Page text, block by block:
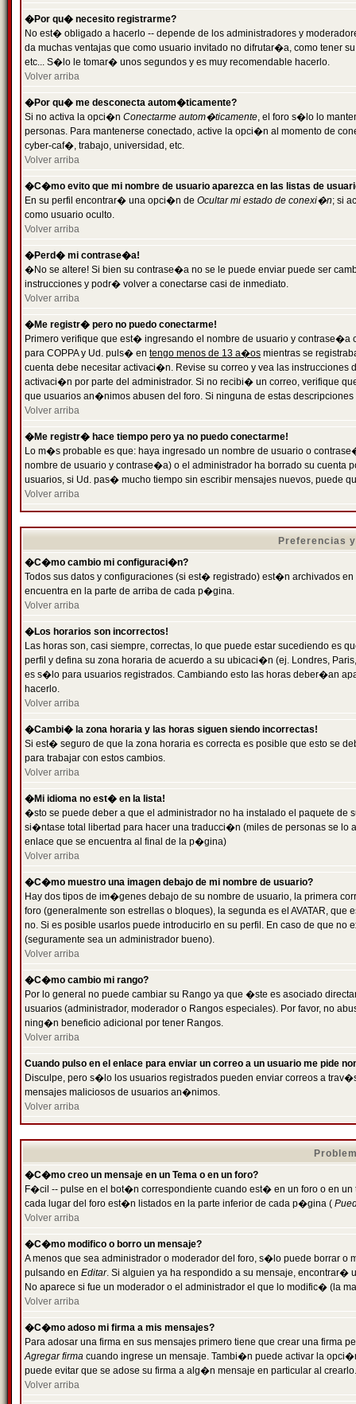
�Por qu� necesito registrarme?
No est� obligado a hacerlo -- depende de los administradores y
da muchas ventajas que como usuario invitado no difrutar�a, como tener
etc... S�lo le tomar� unos segundos y es muy recomendable hacerlo.
Volver arriba
�Por qu� me desconecta autom�ticamente?
Si no activa la opci�n Conectarme autom�ticamente, el foro s�lo lo
personas. Para mantenerse conectado, active la opci�n al momento de
cyber-caf�, trabajo, universidad, etc.
Volver arriba
�C�mo evito que mi nombre de usuario aparezca en las listas de
En su perfil encontrar� una opci�n de Ocultar mi estado de conexi�n; si
como usuario oculto.
Volver arriba
�Perd� mi contrase�a!
�No se altere! Si bien su contrase�a no se le puede enviar puede ser
instrucciones y podr� volver a conectarse casi de inmediato.
Volver arriba
�Me registr� pero no puedo conectarme!
Primero verifique que est� ingresando el nombre de usuario y
para COPPA y Ud. puls� en tengo menos de 13 a�os mientras se
cuenta debe necesitar activaci�n. Revise su correo y vea las
activaci�n por parte del administrador. Si no recibi� un correo, verifique
que usuarios an�nimos abusen del foro. Si ninguna de estas
Volver arriba
�Me registr� hace tiempo pero ya no puedo conectarme!
Lo m�s probable es que: haya ingresado un nombre de usuario o
nombre de usuario y contrase�a) o el administrador ha borrado su
usuarios, si Ud. pas� mucho tiempo sin escribir mensajes nuevos, puede
Volver arriba
Preferencias
�C�mo cambio mi configuraci�n?
Todos sus datos y configuraciones (si est� registrado) est�n archivados
encuentra en la parte de arriba de cada p�gina.
Volver arriba
�Los horarios son incorrectos!
Las horas son, casi siempre, correctas, lo que puede estar sucediendo es
perfil y defina su zona horaria de acuerdo a su ubicaci�n (ej. Londres,
es s�lo para usuarios registrados. Cambiando esto las horas deber�an
hacerlo.
Volver arriba
�Cambi� la zona horaria y las horas siguen siendo incorrectas!
Si est� seguro de que la zona horaria es correcta es posible que esto se
para trabajar con estos cambios.
Volver arriba
�Mi idioma no est� en la lista!
�sto se puede deber a que el administrador no ha instalado el paquete
si�ntase total libertad para hacer una traducci�n (miles de personas se
enlace que se encuentra al final de la p�gina)
Volver arriba
�C�mo muestro una imagen debajo de mi nombre de usuario?
Hay dos tipos de im�genes debajo de su nombre de usuario, la primera
foro (generalmente son estrellas o bloques), la segunda es el AVATAR,
no. Si es posible usarlos puede introducirlo en su perfil. En caso de que
(seguramente sea un administrador bueno).
Volver arriba
�C�mo cambio mi rango?
Por lo general no puede cambiar su Rango ya que �ste es asociado
usuarios (administrador, moderador o Rangos especiales). Por favor, no
ning�n beneficio adicional por tener Rangos.
Volver arriba
Cuando pulso en el enlace para enviar un correo a un usuario me pide
Disculpe, pero s�lo los usuarios registrados pueden enviar correos a
mensajes maliciosos de usuarios an�nimos.
Volver arriba
�C�mo creo un mensaje en un Tema o en un foro?
F�cil -- pulse en el bot�n correspondiente cuando est� en un foro o en
cada lugar del foro est�n listados en la parte inferior de cada p�gina (
Volver arriba
�C�mo modifico o borro un mensaje?
A menos que sea administrador o moderador del foro, s�lo puede borrar o
pulsando en Editar. Si alguien ya ha respondido a su mensaje, encontrar�
No aparece si fue un moderador o el administrador el que lo modific� (la
Volver arriba
�C�mo adoso mi firma a mis mensajes?
Para adosar una firma en sus mensajes primero tiene que crear una firma
Agregar firma cuando ingrese un mensaje. Tambi�n puede activar la
puede evitar que se adose su firma a alg�n mensaje en particular al crearlo.
Volver arriba